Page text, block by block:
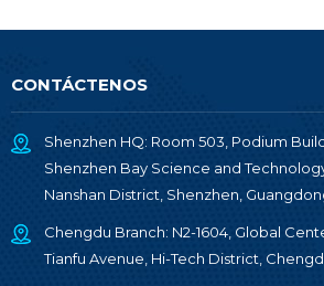
CONTÁCTENOS
Shenzhen HQ: Room 503, Podium
Shenzhen Bay Science and
Nanshan District, Shenzhen,
Chengdu Branch: N2-1604, Global
Tianfu Avenue, Hi-Tech District,